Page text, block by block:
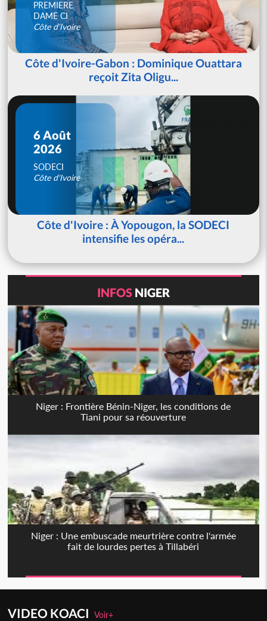
PREMIERE
DAME CI
Côte d'Ivoire
Côte d'Ivoire-Gabon : Dominique Ouattara
reçoit Zita Oligu...
6 Août
2026
SODECI
Côte d'Ivoire
Côte d'Ivoire : À Yopougon, la SODECI
intensifie les opéra...
INFOS NIGER
Niger : Frontière Bénin-Niger, les conditions de
Tiani pour sa réouverture
Niger : Une embuscade meurtrière contre l'armée
fait de lourdes pertes à Tillabéri
VIDEO KOACIVoir+